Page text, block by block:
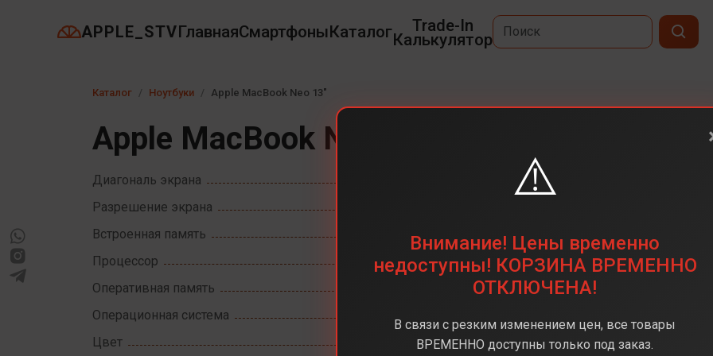
APPLE_STVГлавнаяСмартфоныКаталог Trade-In
Калькулятор
Каталог Ноутбуки Apple MacBook Neo 13"
Apple MacBook Neo 13"
Диагональ экрана
Разрешение экрана
Встроенная память
Процессор
Apple A18 Pro
Оперативная память
8 ГБ
Операционная система
Цвет
Silver (Серебристый)
⚠️
Внимание! Цены временно
недоступны! КОРЗИНА ВРЕМЕННО
ОТКЛЮЧЕНА!
В связи с резким изменением цен, все товары
ВРЕМЕННО доступны только под заказ.